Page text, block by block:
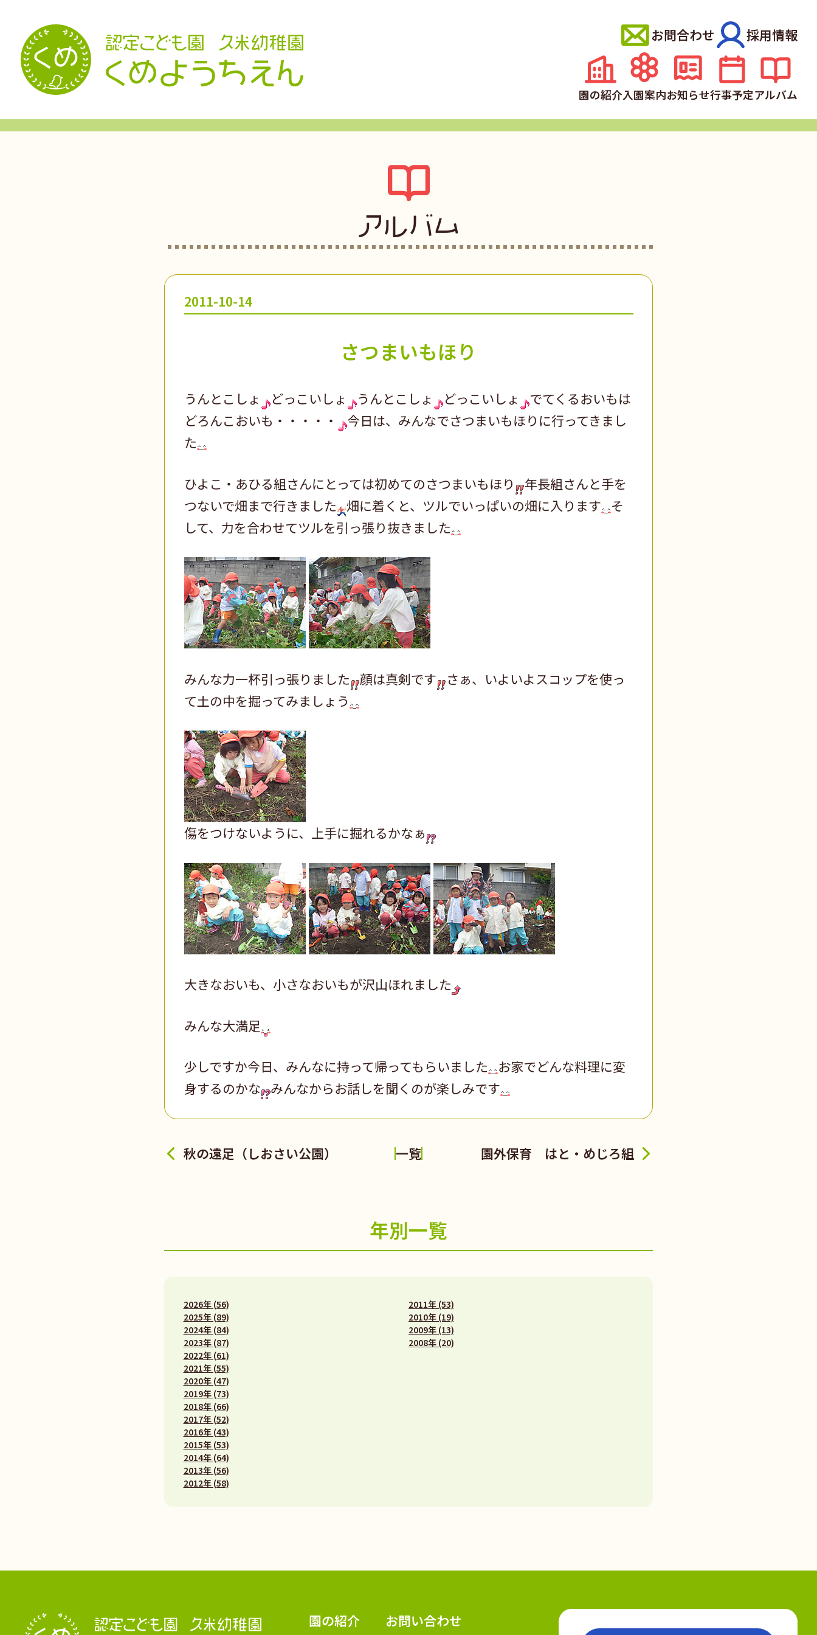
園の紹介入園案内お知らせ行事予定アルバム
お問合わせ 採用情報
アルバム
2011-10-14
さつまいもほり
うんとこしょ どっこいしょ うんとこしょ どっこいしょ
でてくるおいもは
どろんこおいも・・・・・
今日は、みんなでさつまいもほりに行ってきまし
た
ひよこ・あひる組さんにとっては初めてのさつまいもほり
年長組さんと手を
つないで畑まで行きました 畑に着くと、ツルでいっぱいの畑に入ります
そ
して、力を合わせてツルを引っ張り抜きました
みんな力一杯引っ張りました 顔は真剣です
さぁ、いよいよスコップを使っ
て土の中を掘ってみましょう
傷をつけないように、上手に掘れるかなぁ
大きなおいも、小さなおいもが沢山ほれました
みんな大満足
少しですか今日、みんなに持って帰ってもらいました
お家でどんな料理に変
身するのかな みんなからお話しを聞くのが楽しみです
秋の遠足（しおさい公園） 一覧 園外保育 はと・めじろ組
年別一覧
2026年 (56)
2025年 (89)
2024年 (84)
2023年 (87)
2022年 (61)
2021年 (55)
2020年 (47)
2019年 (73)
2018年 (66)
2017年 (52)
2016年 (43)
2015年 (53)
2014年 (64)
2013年 (56)
2012年 (58)
2011年 (53)
2010年 (19)
2009年 (13)
2008年 (20)
認定こども園 学校法人久米幼稚園
園の紹介 お問い合わせ